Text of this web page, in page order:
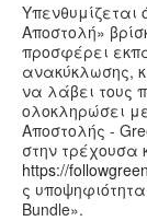
Υπενθυμίζεται
Αποστολή»
προσφέρει
ανακύκλωσης,
να λάβει τους
ολοκληρώσει
Αποστολής -
στην τρέχουσα
https://
ς
Bundle».